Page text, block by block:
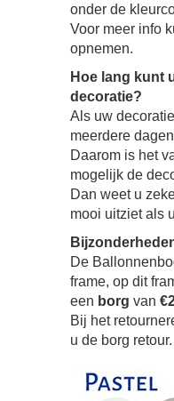
onder de
Voor meer info
opnemen.
Hoe lang kunt
decoratie?
Als uw
meerdere
Daarom is het
mogelijk de
Dan weet u
mooi uitziet als
De
frame, op dit
een borg van
Bij het
u de borg retour.